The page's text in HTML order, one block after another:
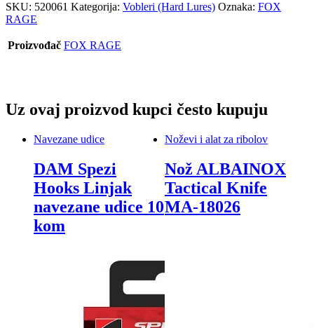
SKU: 520061 Kategorija: Vobleri (Hard Lures) Oznaka: FOX
RAGE
Proizvođač FOX RAGE
Uz ovaj proizvod kupci često kupuju
Navezane udice
DAM Spezi
Hooks Linjak
navezane udice 10
kom
Noževi i alat za ribolov
Nož ALBAINOX
Tactical Knife
MA-18026